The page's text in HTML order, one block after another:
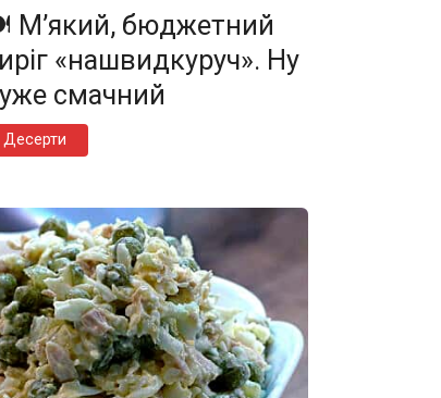
М’який, бюджетний
«нашвидкуруч». Ну
смачний
Десерти